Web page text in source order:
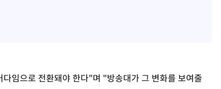
임으로 전환돼야 한다"며 "방송대가 그 변화를 보여줄